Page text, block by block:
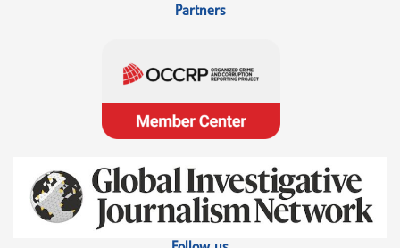
Partners